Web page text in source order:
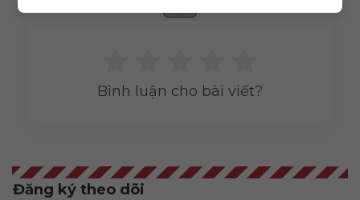
Bình luận cho bài viết?
Đăng ký theo dõi